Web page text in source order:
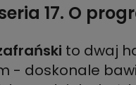
17. O
to dwaj
- doskonale